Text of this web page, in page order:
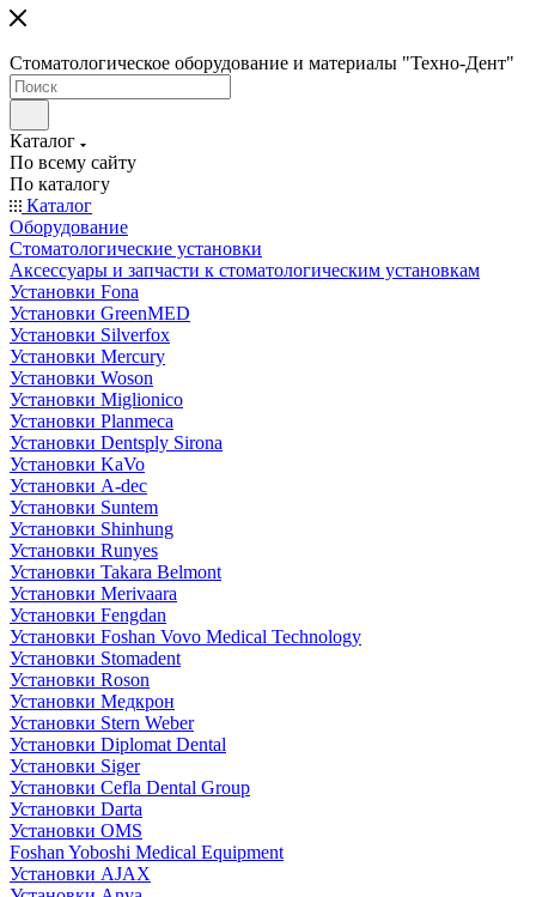
Стоматологическое оборудование и материалы "Техно-Дент"
Каталог
По всему сайту
По каталогу
Каталог
Оборудование
Стоматологические установки
Аксессуары и запчасти к стоматологическим установкам
Установки Fona
Установки GreenMED
Установки Silverfox
Установки Mercury
Установки Woson
Установки Miglionico
Установки Planmeca
Установки Dentsply Sirona
Установки KaVo
Установки A-dec
Установки Suntem
Установки Shinhung
Установки Runyes
Установки Takara Belmont
Установки Merivaara
Установки Fengdan
Установки Foshan Vovo Medical Technology
Установки Stomadent
Установки Roson
Установки Медкрон
Установки Stern Weber
Установки Diplomat Dental
Установки Siger
Установки Cefla Dental Group
Установки Darta
Установки OMS
Foshan Yoboshi Medical Equipment
Установки AJAX